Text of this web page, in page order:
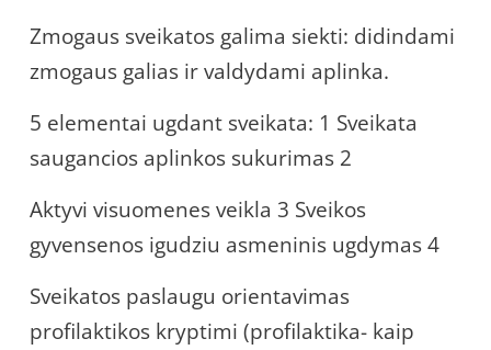
Zmogaus sveikatos galima siekti: didindami
zmogaus galias ir valdydami aplinka.
5 elementai ugdant sveikata: 1 Sveikata
saugancios aplinkos sukurimas 2
Aktyvi visuomenes veikla 3 Sveikos
gyvensenos igudziu asmeninis ugdymas 4
Sveikatos paslaugu orientavimas
profilaktikos kryptimi (profilaktika- kaip